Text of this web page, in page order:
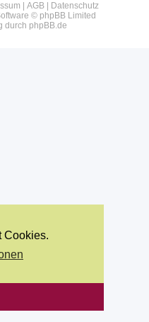
Cookies.
AGB|
Datenschutz
© phpBB Limited
durch phpBB.de